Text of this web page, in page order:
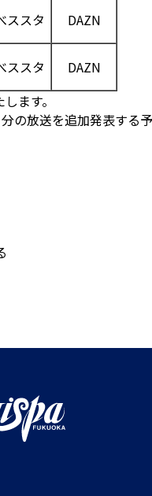
ススタ DAZN
ススタ
DAZN
ます。
放送を追加発表する予